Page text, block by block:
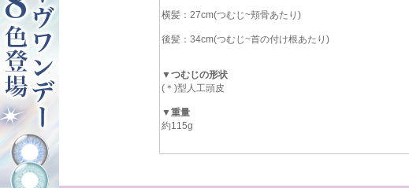
横髪：27cm(つむじ~頬骨あたり)
後髪：34cm(つむじ~首の付け根あたり)
▼つむじの形状
(＊)型人工頭皮
▼重量
約115g